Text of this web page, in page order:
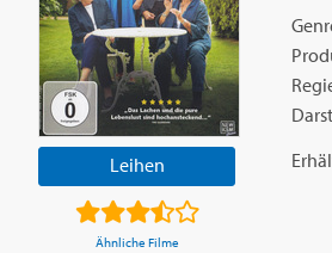
Leihen
Ähnliche Filme